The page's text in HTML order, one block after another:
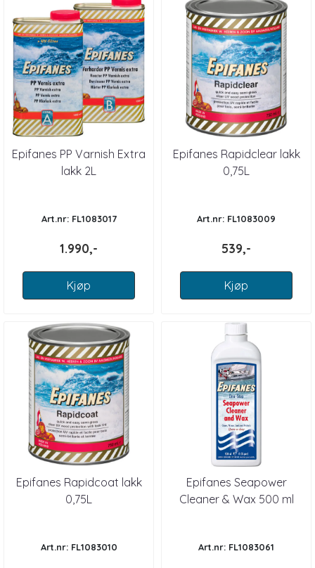
Epifanes PP Varnish Extra
lakk 2L
Art.nr: FL1083017
1.990,-
Kjøp
Epifanes Rapidclear lakk
0,75L
Art.nr: FL1083009
539,-
Kjøp
Epifanes Rapidcoat lakk
0,75L
Art.nr: FL1083010
Epifanes Seapower
Cleaner & Wax 500 ml
Art.nr: FL1083061